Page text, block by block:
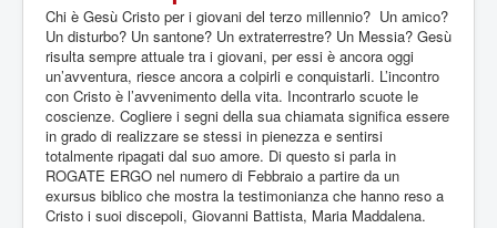
a
t
t
u
a
l
e
:
0
Chi è Gesù Cristo per i giovani del terzo millennio? Un amico?
Un disturbo? Un santone? Un extraterrestre? Un Messia? Gesù
risulta sempre attuale tra i giovani, per essi è ancora oggi
un’avventura, riesce ancora a colpirli e conquistarli. L’incontro
con Cristo è l’avvenimento della vita. Incontrarlo scuote le
coscienze. Cogliere i segni della sua chiamata significa essere
in grado di realizzare se stessi in pienezza e sentirsi
totalmente ripagati dal suo amore. Di questo si parla in
ROGATE ERGO nel numero di Febbraio a partire da un
exursus biblico che mostra la testimonianza che hanno reso a
Cristo i suoi discepoli, Giovanni Battista, Maria Maddalena.